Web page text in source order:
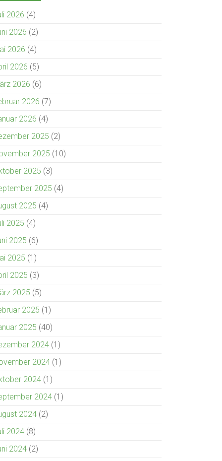
2026 (4)
2026 (2)
2026 (4)
2026 (5)
2026 (6)
2026 (7)
2026 (4)
2025 (2)
2025 (10)
2025 (3)
2025 (4)
2025 (4)
2025 (4)
2025 (6)
2025 (1)
2025 (3)
2025 (5)
2025 (1)
2025 (40)
2024 (1)
2024 (1)
2024 (1)
2024 (1)
2024 (2)
2024 (8)
2024 (2)